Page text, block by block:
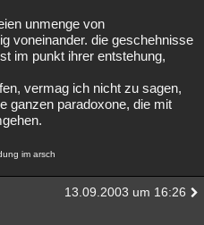
unmenge von
voneinander. die geschehnisse
im punkt ihrer entstehung,
vermag ich nicht zu sagen,
ganzen paradoxone, die mit
im arsch
13.09.2003 um 16:26